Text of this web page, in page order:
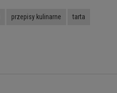
przepisy kulinarne tarta